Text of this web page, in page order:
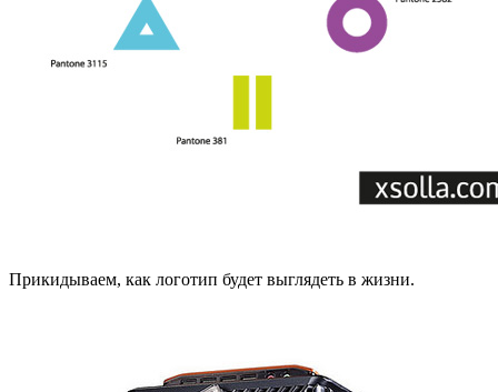
Прикидываем, как логотип будет выглядеть в жизни.